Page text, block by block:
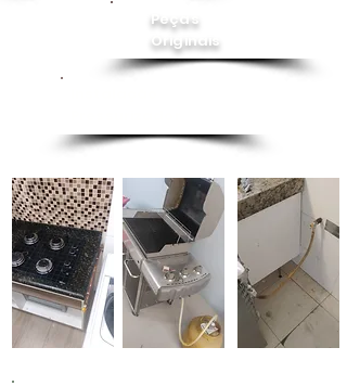
Peças
Originais